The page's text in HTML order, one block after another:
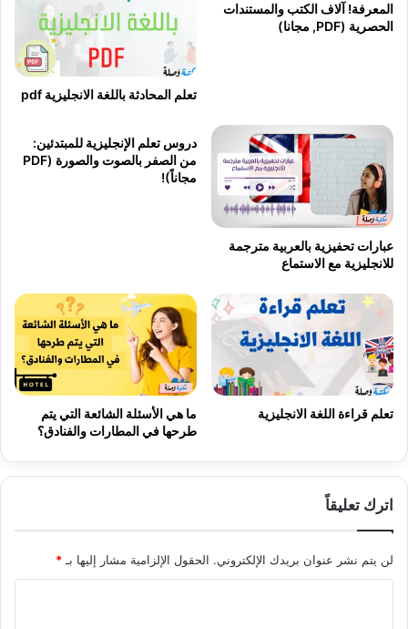
المعرفة! آلاف الكتب والمستندات
الحصرية (PDF, مجانا)
تعلم المحادثة باللغة الانجليزية pdf
عبارات تحفيزية بالعربية مترجمة
للانجليزية مع الاستماع
دروس تعلم الإنجليزية للمبتدئين:
من الصفر بالصوت والصورة (PDF
مجاناً)!
تعلم قراءة اللغة الانجليزية
ما هي الأسئلة الشائعة التي يتم
طرحها في المطارات والفنادق؟
اترك تعليقاً
لن يتم نشر عنوان بريدك الإلكتروني. الحقول الإلزامية مشار إليها بـ*